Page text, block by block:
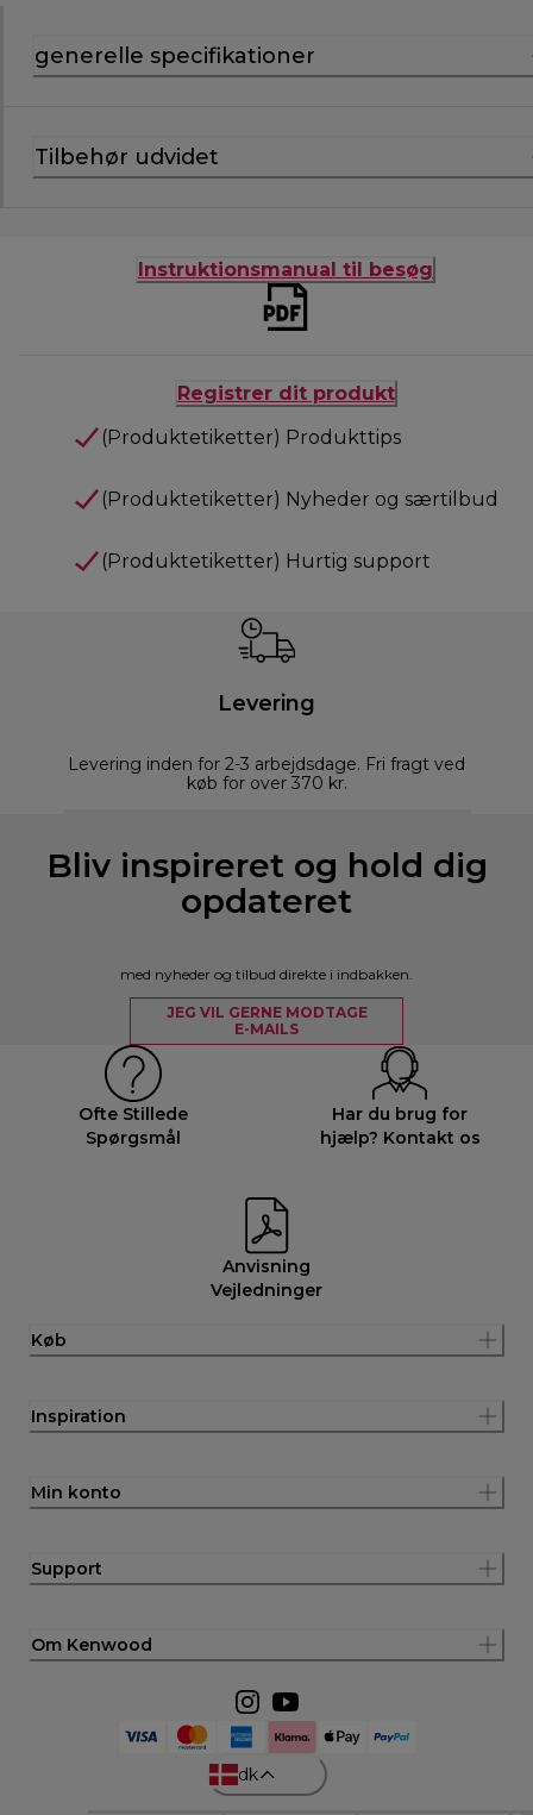
generelle specifikationer
Tilbehør udvidet
Instruktionsmanual til besøg
Registrer dit produkt
(Produktetiketter) Produkttips
(Produktetiketter) Nyheder og særtilbud
(Produktetiketter) Hurtig support
Levering
Levering inden for 2-3 arbejdsdage. Fri fragt ved
køb for over 370 kr.
Bliv inspireret og hold dig
opdateret
med nyheder og tilbud direkte i indbakken.
JEG VIL GERNE MODTAGE
E-MAILS
Ofte Stillede
Spørgsmål
Har du brug for
hjælp? Kontakt os
Anvisning
Vejledninger
Køb
Inspiration
Min konto
Support
Om Kenwood
dk